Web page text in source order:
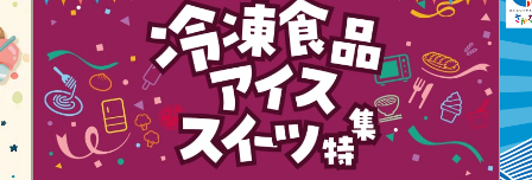
こちらの情報は2026-07-09 13:55:57.0 での情報となります。